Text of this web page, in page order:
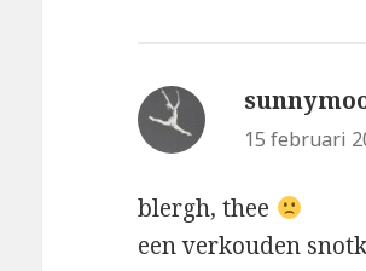
15 februari
blergh, thee
een verkouden